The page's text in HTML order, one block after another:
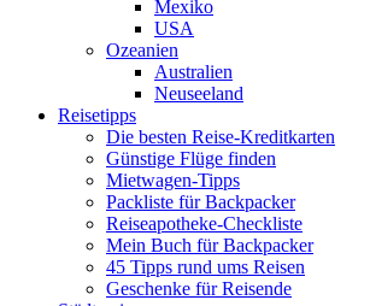
Mexiko
USA
Ozeanien
Australien
Neuseeland
Reisetipps
Die besten Reise-Kreditkarten
Günstige Flüge finden
Mietwagen-Tipps
Packliste für Backpacker
Reiseapotheke-Checkliste
Mein Buch für Backpacker
45 Tipps rund ums Reisen
Geschenke für Reisende